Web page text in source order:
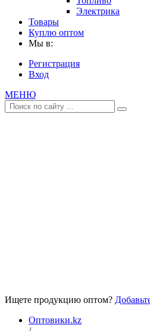
Электрика
Товары
Куплю оптом
Мы в:
Регистрация
Вход
МЕНЮ
Ищете продукцию оптом?
Оптовики.kz